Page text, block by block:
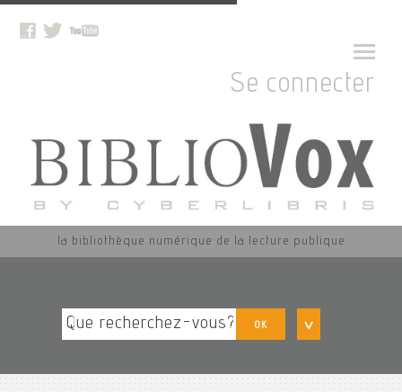
Se connecter
la bibliothèque numérique de la lecture publique
OK